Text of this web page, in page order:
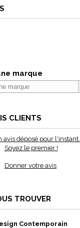
marque
CLIENTS
avis déposé pour l'instant.
Soyez le premier !
Donner votre avis
TROUVER
Contemporain